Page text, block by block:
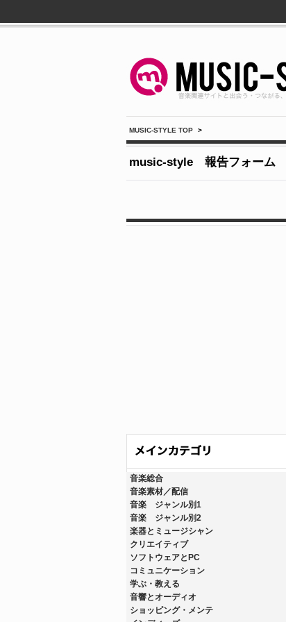
MUSIC-STYLE TOP >
music-style 報告フォーム
音楽総合
音楽素材／配信
音楽 ジャンル別1
音楽 ジャンル別2
楽器とミュージシャン
クリエイティブ
ソフトウェアとPC
コミュニケーション
学ぶ・教える
音響とオーディオ
ショッピング・メンテ